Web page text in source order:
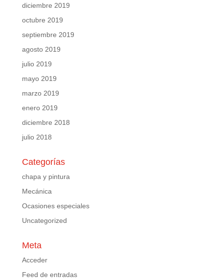
diciembre 2019
octubre 2019
septiembre 2019
agosto 2019
julio 2019
mayo 2019
marzo 2019
enero 2019
diciembre 2018
julio 2018
Categorías
chapa y pintura
Mecánica
Ocasiones especiales
Uncategorized
Meta
Acceder
Feed de entradas